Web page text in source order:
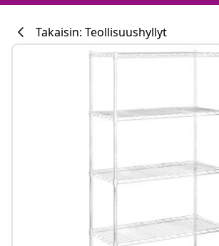
Takaisin: Teollisuushyllyt